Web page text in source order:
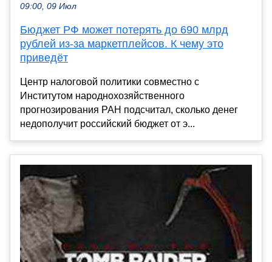
09:00, 09 Июл
Бюджет РФ может потерять до 690 млрд
рублей из-за маркетплейсов. К чему это
приведёт
Центр налоговой политики совместно с
Институтом народнохозяйственного
прогнозирования РАН подсчитал, сколько денег
недополучит российский бюджет от э...